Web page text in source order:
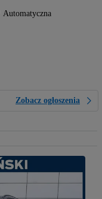
Automatyczna
Zobacz ogłoszenia